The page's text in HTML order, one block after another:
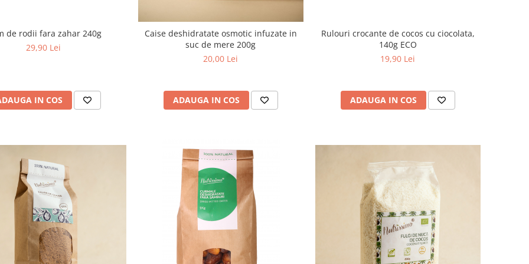
de rodii fara zahar 240g
29,90 Lei
IN COS
Caise deshidratate osmotic infuzate in
suc de mere 200g
20,00 Lei
ADAUGA IN COS
Rulouri crocante de cocos cu ciocolata,
140g ECO
19,90 Lei
ADAUGA IN COS